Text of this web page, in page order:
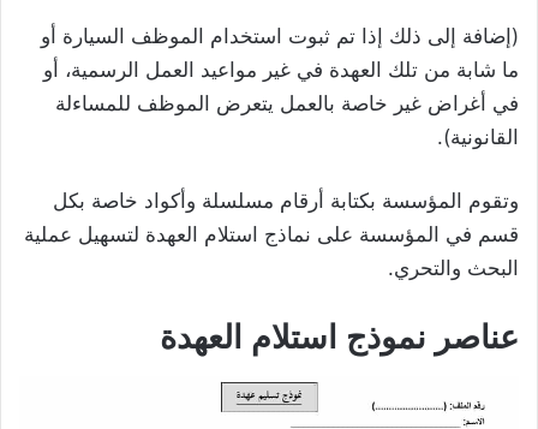
(إضافة إلى ذلك إذا تم ثبوت استخدام الموظف السيارة أو
ما شابة من تلك العهدة في غير مواعيد العمل الرسمية، أو
في أغراض غير خاصة بالعمل يتعرض الموظف للمساءلة
القانونية).
وتقوم المؤسسة بكتابة أرقام مسلسلة وأكواد خاصة بكل
قسم في المؤسسة على نماذج استلام العهدة لتسهيل عملية
البحث والتحري.
عناصر نموذج استلام العهدة